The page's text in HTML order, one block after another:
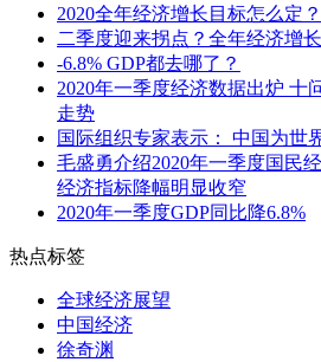
2020全年经济增长目标怎么定
二季度迎来拐点？全年经济增
-6.8% GDP都去哪了？
2020年一季度经济数据出炉 十
走势
国际组织专家表示： 中国为世
毛盛勇介绍2020年一季度国民
经济指标降幅明显收窄
2020年一季度GDP同比降6.8%
热点标签
全球经济展望
中国经济
徐奇渊